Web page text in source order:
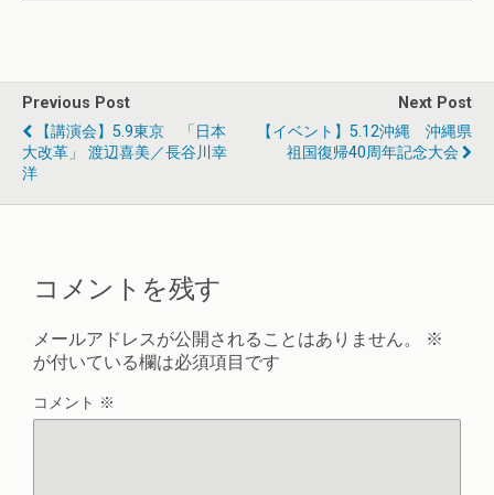
Previous Post
【講演会】5.9東京 「日本
大改革」 渡辺喜美／長谷川幸
洋
Next Post
【イベント】5.12沖縄 沖縄県
祖国復帰40周年記念大会
コメントを残す
メールアドレスが公開されることはありません。
※
が付いている欄は必須項目です
コメント ※